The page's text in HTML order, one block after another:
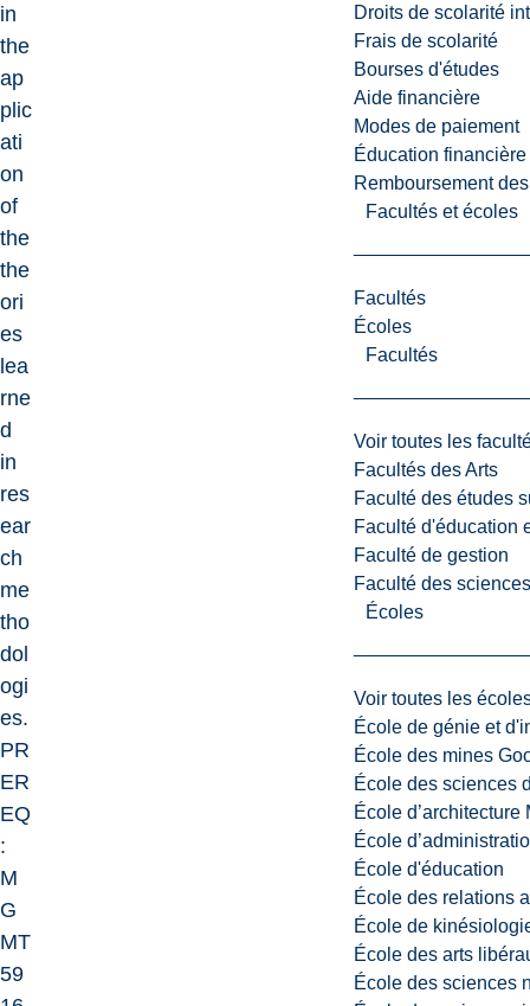
Droits de scolarité
Frais de scolarité
Bourses d'études
Aide financière
Modes de paiement
Éducation financière
Remboursement
Facultés et écoles
Facultés
Écoles
Facultés
Voir toutes les
Facultés des Arts
Faculté des études
Faculté d'éducation
Faculté de gestion
Faculté des
Écoles
Voir toutes les
École de génie et
École des mines
École des sciences
École d’architecture
École
École d'éducation
École des relations
École de
École des arts
École des sciences
in
the
ap
plic
ati
on
of
the
the
ori
es
lea
rne
d
in
res
ear
ch
me
tho
dol
ogi
es.
PR
ER
EQ
:
M
G
MT
59